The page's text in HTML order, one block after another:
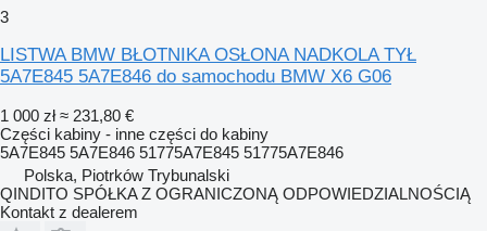
3
LISTWA BMW BŁOTNIKA OSŁONA NADKOLA TYŁ
5A7E845 5A7E846 do samochodu BMW X6 G06
1 000 zł ≈ 231,80 €
Części kabiny - inne części do kabiny
5A7E845 5A7E846 51775A7E845 51775A7E846
Polska, Piotrków Trybunalski
QINDITO SPÓŁKA Z OGRANICZONĄ ODPOWIEDZIALNOŚCIĄ
Kontakt z dealerem